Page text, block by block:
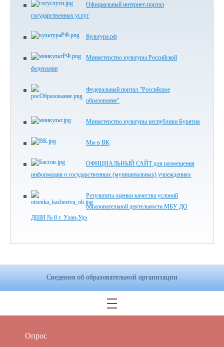
Официальный интернет-портал
государственных услуг
Культура.рф
Министерство культуры Российской
федерации
Федеральный портал "Российское
образование"
Министерство культуры республики Бурятия
Мы в ВК
ОФИЦИАЛЬНЫЙ САЙТ для размещения
информации о государственных (муниципальных) учреждениях
Результаты оценки качества условий
образовательной деятельности МБУ ДО
ДШИ № 8 г. Улан-Удэ
Сведения об образовательной организации
Опрос